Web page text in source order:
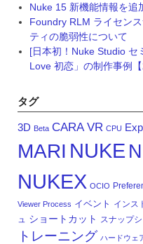
Nuke 15 新機能情報を追
Foundry RLM ライセン
ティの脆弱性について
[日本初！Nuke Studio
Love 初恋」の制作事例
タグ
3D Beta CARA VR CPU
MARI NUKE
NUKEX OCIO
Viewer Process イベント インス
ュ ショートカット スナップ
トレーニング ハードウェ